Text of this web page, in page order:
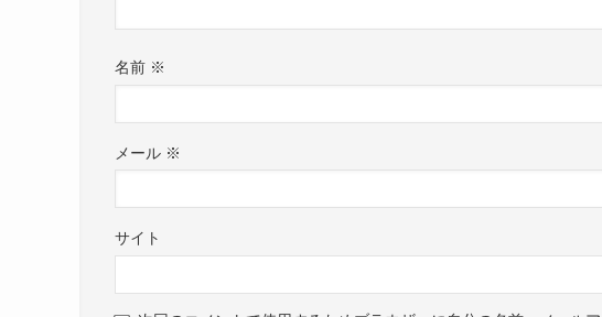
名前 ※
メール ※
サイト